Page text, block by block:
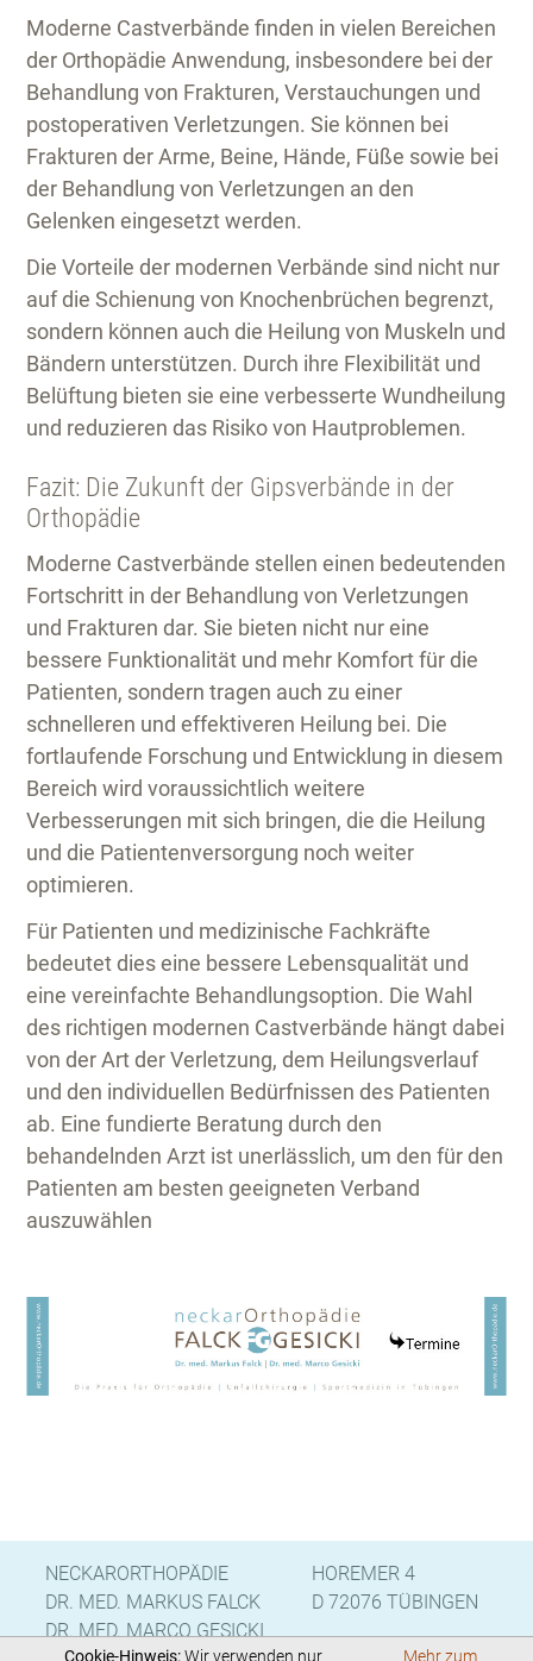
Moderne Castverbände finden in vielen Bereichen
der Orthopädie Anwendung, insbesondere bei der
Behandlung von Frakturen, Verstauchungen und
postoperativen Verletzungen. Sie können bei
Frakturen der Arme, Beine, Hände, Füße sowie bei
der Behandlung von Verletzungen an den
Gelenken eingesetzt werden.
Die Vorteile der modernen Verbände sind nicht nur
auf die Schienung von Knochenbrüchen begrenzt,
sondern können auch die Heilung von Muskeln und
Bändern unterstützen. Durch ihre Flexibilität und
Belüftung bieten sie eine verbesserte Wundheilung
und reduzieren das Risiko von Hautproblemen.
Fazit: Die Zukunft der Gipsverbände in der
Orthopädie
Moderne Castverbände stellen einen bedeutenden
Fortschritt in der Behandlung von Verletzungen
und Frakturen dar. Sie bieten nicht nur eine
bessere Funktionalität und mehr Komfort für die
Patienten, sondern tragen auch zu einer
schnelleren und effektiveren Heilung bei. Die
fortlaufende Forschung und Entwicklung in diesem
Bereich wird voraussichtlich weitere
Verbesserungen mit sich bringen, die die Heilung
und die Patientenversorgung noch weiter
optimieren.
Für Patienten und medizinische Fachkräfte
bedeutet dies eine bessere Lebensqualität und
eine vereinfachte Behandlungsoption. Die Wahl
des richtigen modernen Castverbände hängt dabei
von der Art der Verletzung, dem Heilungsverlauf
und den individuellen Bedürfnissen des Patienten
ab. Eine fundierte Beratung durch den
behandelnden Arzt ist unerlässlich, um den für den
Patienten am besten geeigneten Verband
auszuwählen
NECKARORTHOPÄDIE
DR. MED. MARKUS FALCK
DR. MED. MARCO GESICKI
HOREMER 4
D 72076 TÜBINGEN